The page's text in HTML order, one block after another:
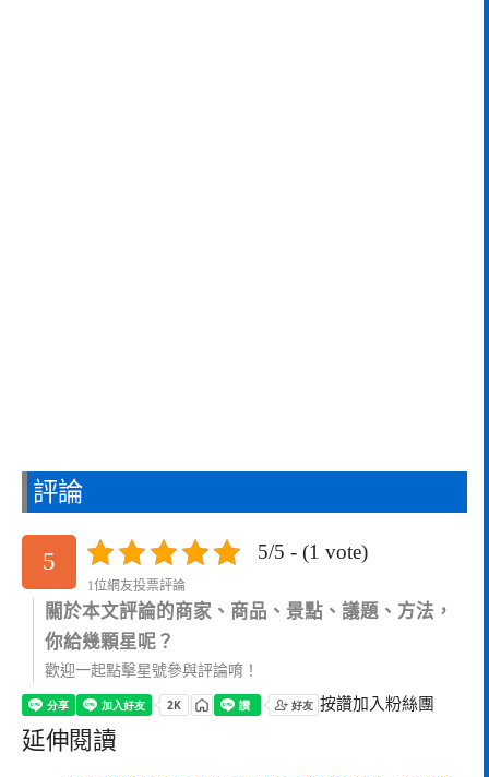
評論
5 5/5 - (1 vote)
1位網友投票評論
關於本文評論的商家、商品、景點、議題、方法，
你給幾顆星呢？
歡迎一起點擊星號參與評論唷！
按讚加入粉絲團
延伸閱讀